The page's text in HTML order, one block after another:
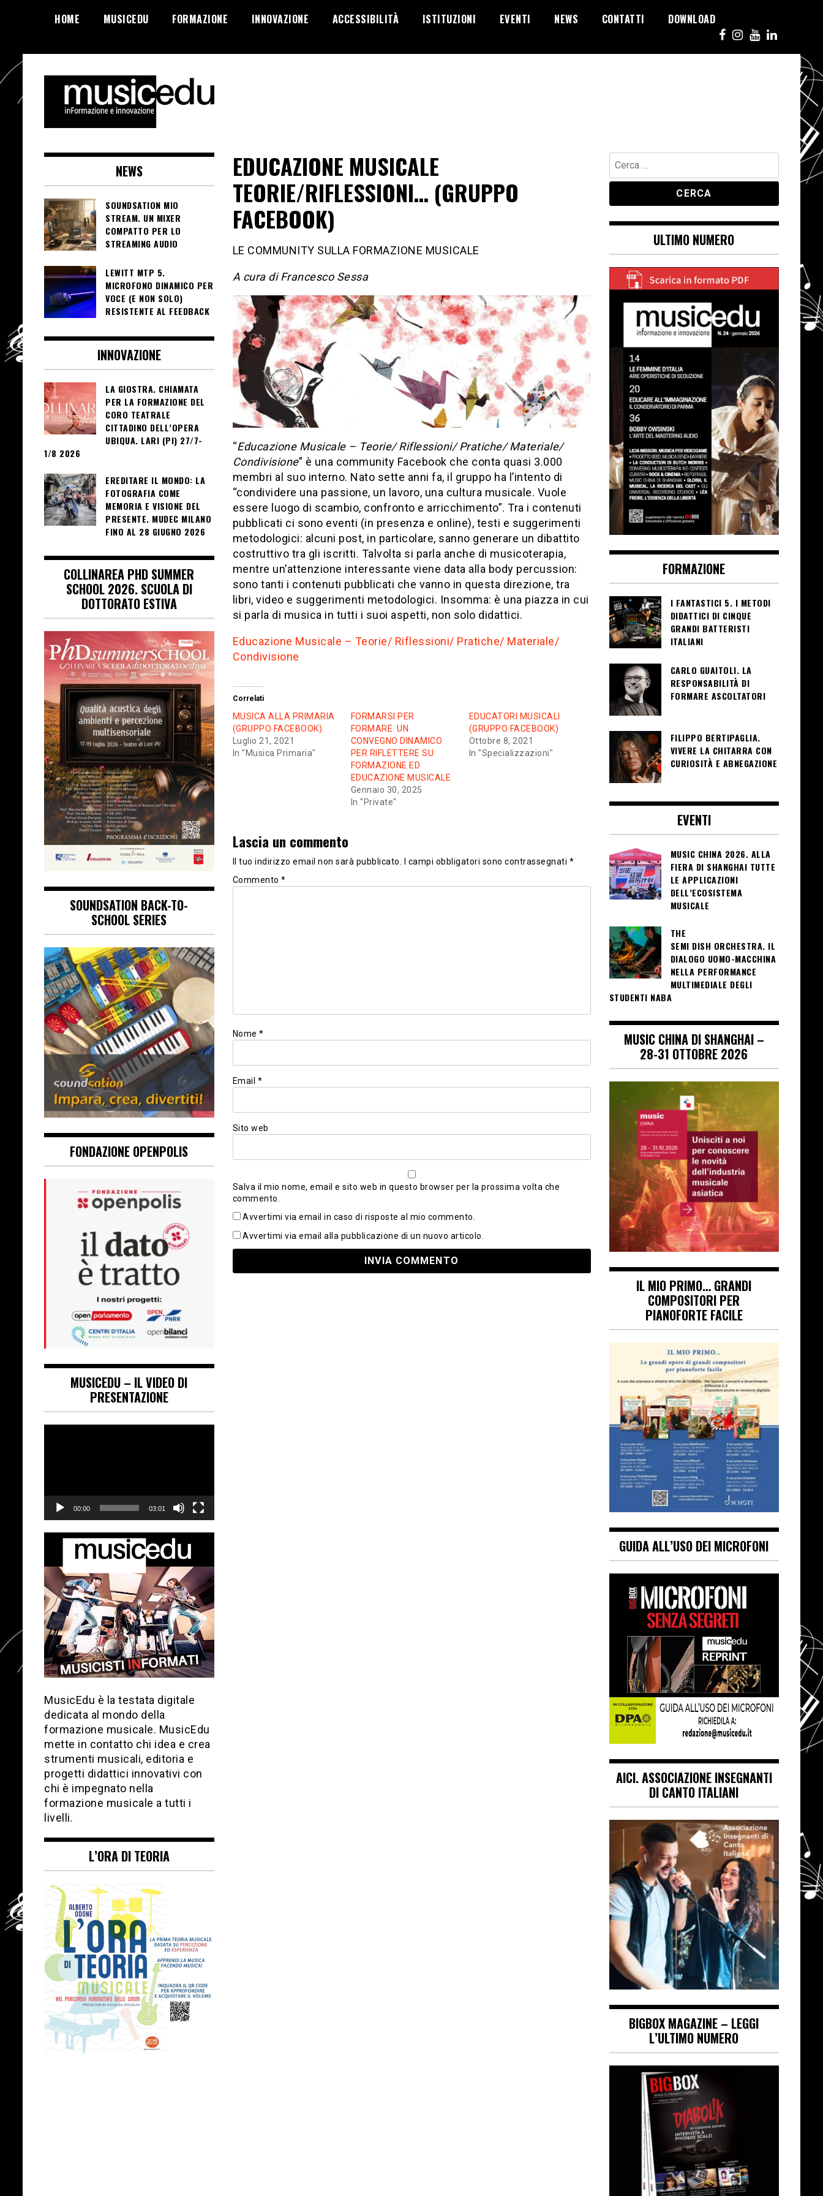
HOME MUSICEDU FORMAZIONE INNOVAZIONE ACCESSIBILITÀ ISTITUZIONI EVENTI NEWS CONTATTI DOWNLOAD
EDUCAZIONE MUSICALE
TEORIE/RIFLESSIONI… (GRUPPO
FACEBOOK)
LE COMMUNITY SULLA FORMAZIONE MUSICALE
A cura di Francesco Sessa
“Educazione Musicale – Teorie/ Riflessioni/ Pratiche/ Materiale/
Condivisione” è una community Facebook che conta quasi 3.000
membri al suo interno. Nato sette anni fa, il gruppo ha l’intento di
“condividere una passione, un lavoro, una cultura musicale. Vuole
essere luogo di scambio, confronto e arricchimento”. Tra i contenuti
pubblicati ci sono eventi (in presenza e online), testi e suggerimenti
metodologici: alcuni post, in particolare, sanno generare un dibattito
costruttivo tra gli iscritti. Talvolta si parla anche di musicoterapia,
mentre un’attenzione interessante viene data alla body percussion:
sono tanti i contenuti pubblicati che vanno in questa direzione, tra
libri, video e suggerimenti metodologici. Insomma: è una piazza in cui
si parla di musica in tutti i suoi aspetti, non solo didattici.
Educazione Musicale – Teorie/ Riflessioni/ Pratiche/ Materiale/
Condivisione
Correlati
MUSICA ALLA PRIMARIA
(GRUPPO FACEBOOK)
Luglio 21, 2021
In "Musica Primaria"
FORMARSI PER
FORMARE. UN
CONVEGNO DINAMICO
PER RIFLETTERE SU
FORMAZIONE ED
EDUCAZIONE MUSICALE
Gennaio 30, 2025
In "Private"
EDUCATORI MUSICALI
(GRUPPO FACEBOOK)
Ottobre 8, 2021
In "Specializzazioni"
Lascia un commento
Il tuo indirizzo email non sarà pubblicato. I campi obbligatori sono contrassegnati *
Commento *
Nome *
Email *
Sito web
Salva il mio nome, email e sito web in questo browser per la prossima volta che
commento.
Avvertimi via email in caso di risposte al mio commento.
Avvertimi via email alla pubblicazione di un nuovo articolo.
NEWS
SOUNDSATION MIO
STREAM. UN MIXER
COMPATTO PER LO
STREAMING AUDIO
LEWITT MTP 5.
MICROFONO DINAMICO PER
VOCE (E NON SOLO)
RESISTENTE AL FEEDBACK
INNOVAZIONE
LA GIOSTRA. CHIAMATA
PER LA FORMAZIONE DEL
CORO TEATRALE
CITTADINO DELL’OPERA
UBIQUA. LARI (PI) 27/7-
1/8 2026
EREDITARE IL MONDO: LA
FOTOGRAFIA COME
MEMORIA E VISIONE DEL
PRESENTE. MUDEC MILANO
FINO AL 28 GIUGNO 2026
COLLINAREA PHD SUMMER
SCHOOL 2026. SCUOLA DI
DOTTORATO ESTIVA
SOUNDSATION BACK-TO-
SCHOOL SERIES
FONDAZIONE OPENPOLIS
MUSICEDU – IL VIDEO DI
PRESENTAZIONE
00:00 03:01
MusicEdu è la testata digitale
dedicata al mondo della
formazione musicale. MusicEdu
mette in contatto chi idea e crea
strumenti musicali, editoria e
progetti didattici innovativi con
chi è impegnato nella
formazione musicale a tutti i
livelli.
L’ORA DI TEORIA
Ricerca
per:
ULTIMO NUMERO
FORMAZIONE
I FANTASTICI 5. I METODI
DIDATTICI DI CINQUE
GRANDI BATTERISTI
ITALIANI
CARLO GUAITOLI. LA
RESPONSABILITÀ DI
FORMARE ASCOLTATORI
FILIPPO BERTIPAGLIA.
VIVERE LA CHITARRA CON
CURIOSITÀ E ABNEGAZIONE
EVENTI
MUSIC CHINA 2026. ALLA
FIERA DI SHANGHAI TUTTE
LE APPLICAZIONI
DELL’ECOSISTEMA
MUSICALE
THE
SEMI DISH ORCHESTRA. IL
DIALOGO UOMO-MACCHINA
NELLA PERFORMANCE
MULTIMEDIALE DEGLI
STUDENTI NABA
MUSIC CHINA DI SHANGHAI –
28-31 OTTOBRE 2026
IL MIO PRIMO… GRANDI
COMPOSITORI PER
PIANOFORTE FACILE
GUIDA ALL’USO DEI MICROFONI
AICI. ASSOCIAZIONE INSEGNANTI
DI CANTO ITALIANI
BIGBOX MAGAZINE – LEGGI
L’ULTIMO NUMERO